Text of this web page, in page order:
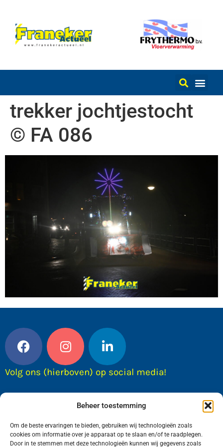
Beheer toestemming
Om de beste ervaringen te bieden, gebruiken wij technologieën zoals
cookies om informatie over je apparaat op te slaan en/of te raadplegen.
Door in te stemmen met deze technologieën kunnen wij gegevens zoals
trekker jochtjestocht
© FA 086
Volg ons (hierboven) op social media!